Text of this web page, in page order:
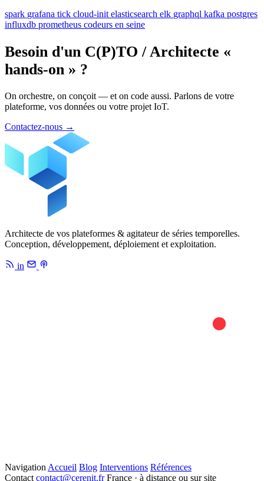
spark grafana tick cloud-init elasticsearch elk graphql kafka postgres
influxdb prometheus codeurs en seine
Besoin d'un C(P)TO / Architecte «
hands-on » ?
On orchestre, on conçoit — et on code aussi. Parlons de votre
plateforme, vos données ou votre projet IoT.
Contactez-nous →
Architecte de vos plateformes & agitateur de séries temporelles.
Conception, développement, déploiement et exploitation.
in
Navigation Accueil Blog Interventions Références
Contact contact@cerenit.fr France · à distance ou sur site